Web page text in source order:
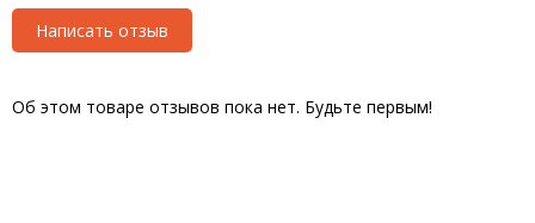
Написать отзыв
Об этом товаре отзывов пока нет. Будьте первым!